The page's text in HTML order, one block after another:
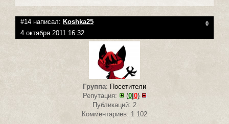
#14 написал: Koshka25 0
4 октября 2011 16:32
Группа: Посетители
Репутация:
(0| 0)
Публикаций: 2
Комментариев: 1 102